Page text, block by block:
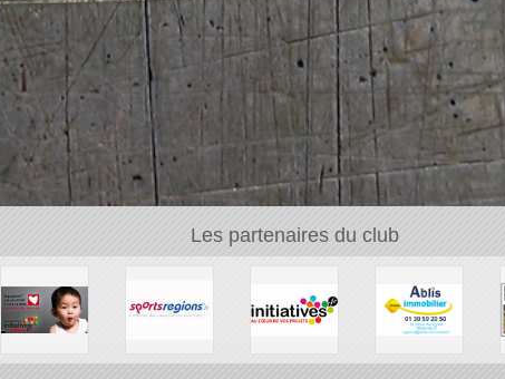
Les partenaires du club